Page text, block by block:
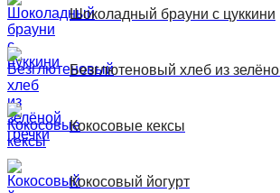
Шоколадный брауни с цуккини
Безглютеновый хлеб из
Кокосовые кексы
Кокосовый йогурт